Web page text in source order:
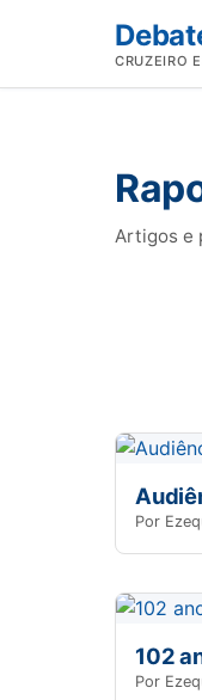
CRUZEIRO
Artigos e
Por
102
Por